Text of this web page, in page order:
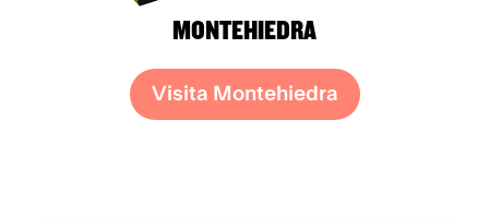
MONTEHIEDRA
Visita Montehiedra